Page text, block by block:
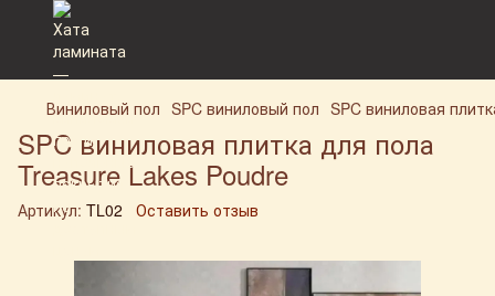
Виниловый пол SPC виниловый пол SPC виниловая
SPC виниловая плитка для пола
Treasure Lakes Poudre
Артикул: TL02 Оставить отзыв